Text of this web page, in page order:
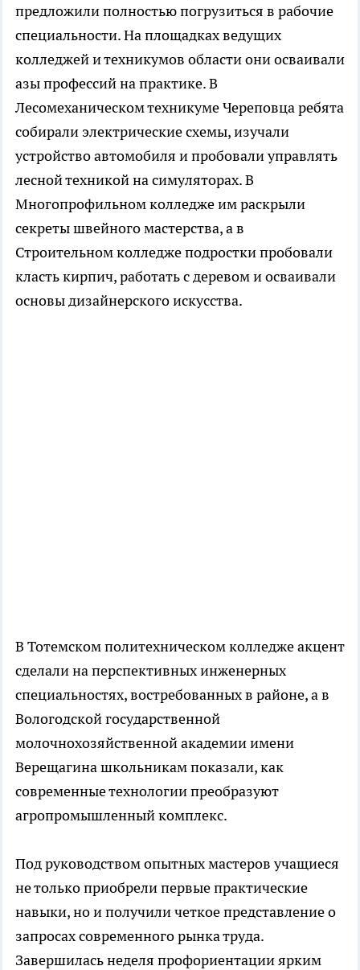
предложили полностью погрузиться в рабочие
специальности. На площадках ведущих
колледжей и техникумов области они осваивали
азы профессий на практике. В
Лесомеханическом техникуме Череповца ребята
собирали электрические схемы, изучали
устройство автомобиля и пробовали управлять
лесной техникой на симуляторах. В
Многопрофильном колледже им раскрыли
секреты швейного мастерства, а в
Строительном колледже подростки пробовали
класть кирпич, работать с деревом и осваивали
основы дизайнерского искусства.
В Тотемском политехническом колледже акцент
сделали на перспективных инженерных
специальностях, востребованных в районе, а в
Вологодской государственной
молочнохозяйственной академии имени
Верещагина школьникам показали, как
современные технологии преобразуют
агропромышленный комплекс.
Под руководством опытных мастеров учащиеся
не только приобрели первые практические
навыки, но и получили четкое представление о
запросах современного рынка труда.
Завершилась неделя профориентации ярким